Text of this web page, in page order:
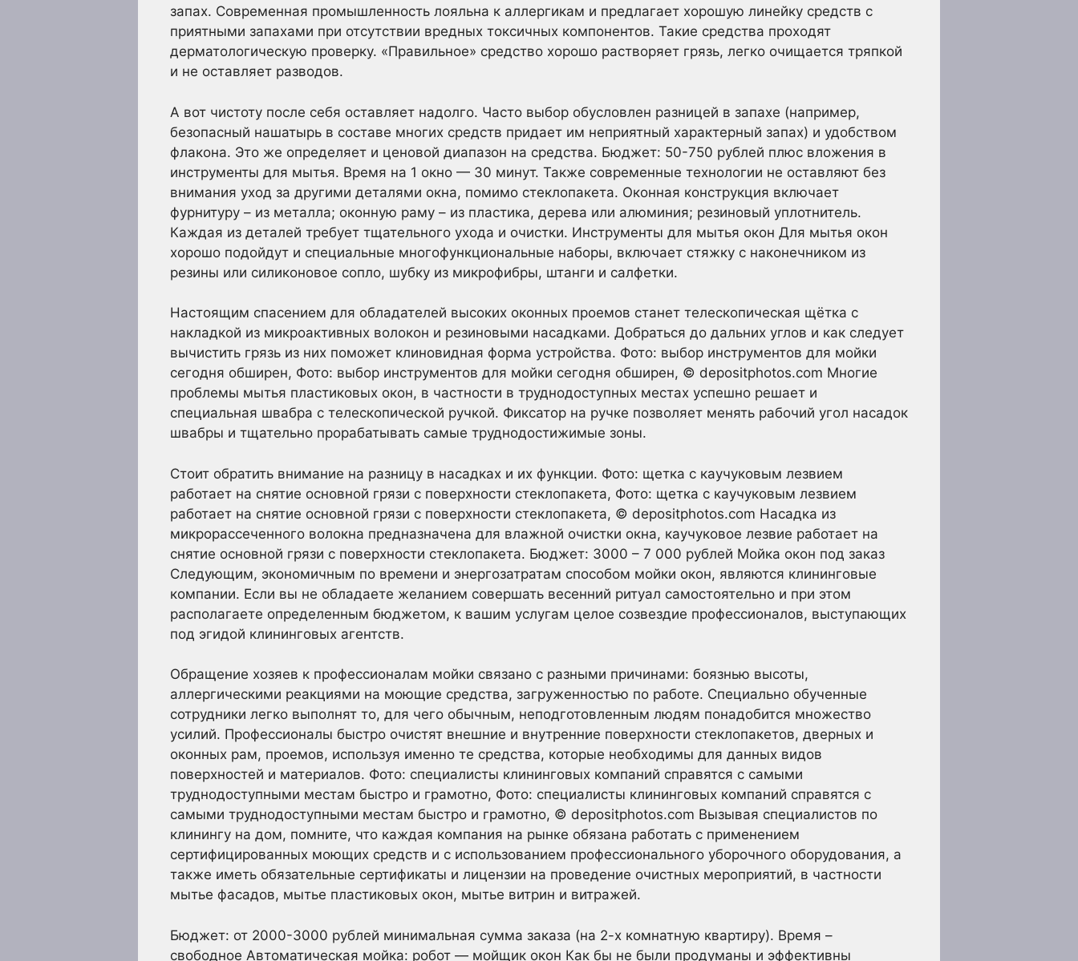
запах. Современная промышленность лояльна к аллергикам и предлагает хорошую линейку средств с
приятными запахами при отсутствии вредных токсичных компонентов. Такие средства проходят
дерматологическую проверку. «Правильное» средство хорошо растворяет грязь, легко очищается тряпкой
и не оставляет разводов.
А вот чистоту после себя оставляет надолго. Часто выбор обусловлен разницей в запахе (например,
безопасный нашатырь в составе многих средств придает им неприятный характерный запах) и удобством
флакона. Это же определяет и ценовой диапазон на средства. Бюджет: 50-750 рублей плюс вложения в
инструменты для мытья. Время на 1 окно — 30 минут. Также современные технологии не оставляют без
внимания уход за другими деталями окна, помимо стеклопакета. Оконная конструкция включает
фурнитуру – из металла; оконную раму – из пластика, дерева или алюминия; резиновый уплотнитель.
Каждая из деталей требует тщательного ухода и очистки. Инструменты для мытья окон Для мытья окон
хорошо подойдут и специальные многофункциональные наборы, включает стяжку с наконечником из
резины или силиконовое сопло, шубку из микрофибры, штанги и салфетки.
Настоящим спасением для обладателей высоких оконных проемов станет телескопическая щётка с
накладкой из микроактивных волокон и резиновыми насадками. Добраться до дальних углов и как следует
вычистить грязь из них поможет клиновидная форма устройства. Фото: выбор инструментов для мойки
сегодня обширен, Фото: выбор инструментов для мойки сегодня обширен, © depositphotos.com Многие
проблемы мытья пластиковых окон, в частности в труднодоступных местах успешно решает и
специальная швабра с телескопической ручкой. Фиксатор на ручке позволяет менять рабочий угол насадок
швабры и тщательно прорабатывать самые труднодостижимые зоны.
Стоит обратить внимание на разницу в насадках и их функции. Фото: щетка с каучуковым лезвием
работает на снятие основной грязи с поверхности стеклопакета, Фото: щетка с каучуковым лезвием
работает на снятие основной грязи с поверхности стеклопакета, © depositphotos.com Насадка из
микрорассеченного волокна предназначена для влажной очистки окна, каучуковое лезвие работает на
снятие основной грязи с поверхности стеклопакета. Бюджет: 3000 – 7 000 рублей Мойка окон под заказ
Следующим, экономичным по времени и энергозатратам способом мойки окон, являются клининговые
компании. Если вы не обладаете желанием совершать весенний ритуал самостоятельно и при этом
располагаете определенным бюджетом, к вашим услугам целое созвездие профессионалов, выступающих
под эгидой клининговых агентств.
Обращение хозяев к профессионалам мойки связано с разными причинами: боязнью высоты,
аллергическими реакциями на моющие средства, загруженностью по работе. Специально обученные
сотрудники легко выполнят то, для чего обычным, неподготовленным людям понадобится множество
усилий. Профессионалы быстро очистят внешние и внутренние поверхности стеклопакетов, дверных и
оконных рам, проемов, используя именно те средства, которые необходимы для данных видов
поверхностей и материалов. Фото: специалисты клининговых компаний справятся с самыми
труднодоступными местам быстро и грамотно, Фото: специалисты клининговых компаний справятся с
самыми труднодоступными местам быстро и грамотно, © depositphotos.com Вызывая специалистов по
клинингу на дом, помните, что каждая компания на рынке обязана работать с применением
сертифицированных моющих средств и с использованием профессионального уборочного оборудования, а
также иметь обязательные сертификаты и лицензии на проведение очистных мероприятий, в частности
мытье фасадов, мытье пластиковых окон, мытье витрин и витражей.
Бюджет: от 2000-3000 рублей минимальная сумма заказа (на 2-х комнатную квартиру). Время –
свободное Автоматическая мойка: робот — мойщик окон Как бы не были продуманы и эффективны